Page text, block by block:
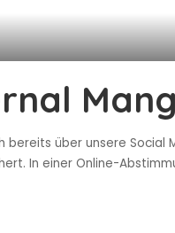
bereits über unsere
In einer Online-